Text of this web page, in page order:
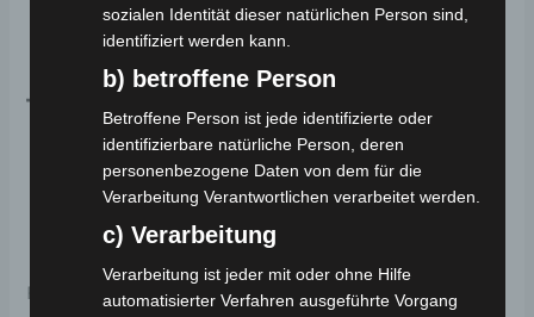
Bremssystem:Scheibenbremse
Farboptionen:WEIß, ROT, SCHWARZ
Technische Maße:
Länge:2200 mm
Breite:1090 mm
Höhe: 1620 mm
Für weitere Informationen und um unser
sozialen Identität dieser natürlichen Person sind,
identifiziert werden kann.
b) betroffene Person
Betroffene Person ist jede identifizierte oder
identifizierbare natürliche Person, deren
personenbezogene Daten von dem für die
Verarbeitung Verantwortlichen verarbeitet werden.
c) Verarbeitung
Verarbeitung ist jeder mit oder ohne Hilfe
automatisierter Verfahren ausgeführte Vorgang